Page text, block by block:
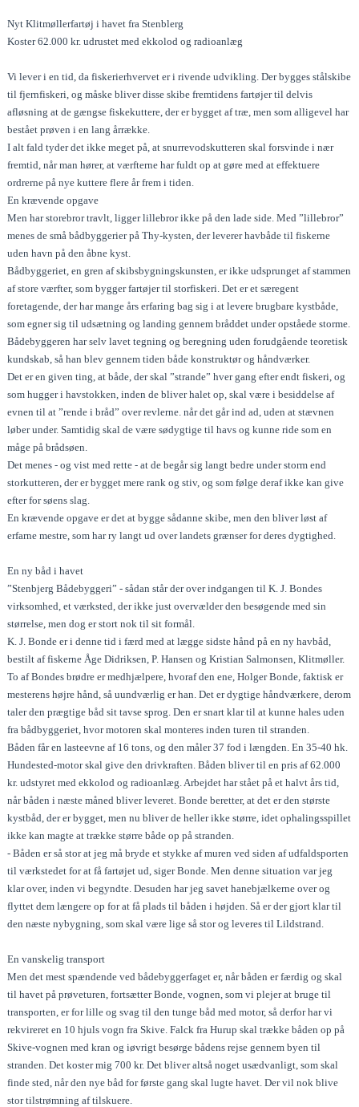
Nyt Klitmøllerfartøj i havet fra Stenblerg
Koster 62.000 kr. udrustet med ekkolod og radioanlæg
Vi lever i en tid, da fiskerierhvervet er i rivende udvikling. Der bygges stålskibe
til fjernfiskeri, og måske bliver disse skibe fremtidens fartøjer til delvis
afløsning at de gængse fiskekuttere, der er bygget af træ, men som alligevel har
bestået prøven i en lang årrække.
I alt fald tyder det ikke meget på, at snurrevodskutteren skal forsvinde i nær
fremtid, når man hører, at værfterne har fuldt op at gøre med at effektuere
ordrerne på nye kuttere flere år frem i tiden.
En krævende opgave
Men har storebror travlt, ligger lillebror ikke på den lade side. Med ”lillebror”
menes de små bådbyggerier på Thy-kysten, der leverer havbåde til fiskerne
uden havn på den åbne kyst.
Bådbyggeriet, en gren af skibsbygningskunsten, er ikke udsprunget af stammen
af store værfter, som bygger fartøjer til storfiskeri. Det er et særegent
foretagende, der har mange års erfaring bag sig i at levere brugbare kystbåde,
som egner sig til udsætning og landing gennem bråddet under opståede storme.
Bådebyggeren har selv lavet tegning og beregning uden forudgående teoretisk
kundskab, så han blev gennem tiden både konstruktør og håndværker.
Det er en given ting, at både, der skal ”strande” hver gang efter endt fiskeri, og
som hugger i havstokken, inden de bliver halet op, skal være i besiddelse af
evnen til at ”rende i bråd” over revlerne. når det går ind ad, uden at stævnen
løber under. Samtidig skal de være sødygtige til havs og kunne ride som en
måge på brådsøen.
Det menes - og vist med rette - at de begår sig langt bedre under storm end
storkutteren, der er bygget mere rank og stiv, og som følge deraf ikke kan give
efter for søens slag.
En krævende opgave er det at bygge sådanne skibe, men den bliver løst af
erfarne mestre, som har ry langt ud over landets grænser for deres dygtighed.
En ny båd i havet
”Stenbjerg Bådebyggeri” - sådan står der over indgangen til K. J. Bondes
virksomhed, et værksted, der ikke just overvælder den besøgende med sin
størrelse, men dog er stort nok til sit formål.
K. J. Bonde er i denne tid i færd med at lægge sidste hånd på en ny havbåd,
bestilt af fiskerne Åge Didriksen, P. Hansen og Kristian Salmonsen, Klitmøller.
To af Bondes brødre er medhjælpere, hvoraf den ene, Holger Bonde, faktisk er
mesterens højre hånd, så uundværlig er han. Det er dygtige håndværkere, derom
taler den prægtige båd sit tavse sprog. Den er snart klar til at kunne hales uden
fra bådbyggeriet, hvor motoren skal monteres inden turen til stranden.
Båden får en lasteevne af 16 tons, og den måler 37 fod i længden. En 35-40 hk.
Hundested-motor skal give den drivkraften. Båden bliver til en pris af 62.000
kr. udstyret med ekkolod og radioanlæg. Arbejdet har stået på et halvt års tid,
når båden i næste måned bliver leveret. Bonde beretter, at det er den største
kystbåd, der er bygget, men nu bliver de heller ikke større, idet ophalingsspillet
ikke kan magte at trække større både op på stranden.
- Båden er så stor at jeg må bryde et stykke af muren ved siden af udfaldsporten
til værkstedet for at få fartøjet ud, siger Bonde. Men denne situation var jeg
klar over, inden vi begyndte. Desuden har jeg savet hanebjælkerne over og
flyttet dem længere op for at få plads til båden i højden. Så er der gjort klar til
den næste nybygning, som skal være lige så stor og leveres til Lildstrand.
En vanskelig transport
Men det mest spændende ved bådebyggerfaget er, når båden er færdig og skal
til havet på prøveturen, fortsætter Bonde, vognen, som vi plejer at bruge til
transporten, er for lille og svag til den tunge båd med motor, så derfor har vi
rekvireret en 10 hjuls vogn fra Skive. Falck fra Hurup skal trække båden op på
Skive-vognen med kran og iøvrigt besørge bådens rejse gennem byen til
stranden. Det koster mig 700 kr. Det bliver altså noget usædvanligt, som skal
finde sted, når den nye båd for første gang skal lugte havet. Der vil nok blive
stor tilstrømning af tilskuere.